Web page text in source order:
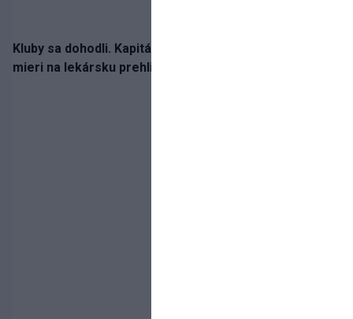
Kluby sa dohodli. Kapitán Sparty Praha Lukáš Haraslín
mieri na lekársku prehliadku